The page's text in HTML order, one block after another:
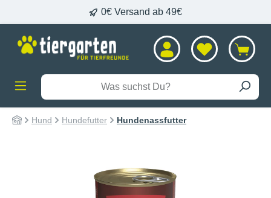
0€ Versand ab 49€
Hund Hundefutter Hundenassfutter